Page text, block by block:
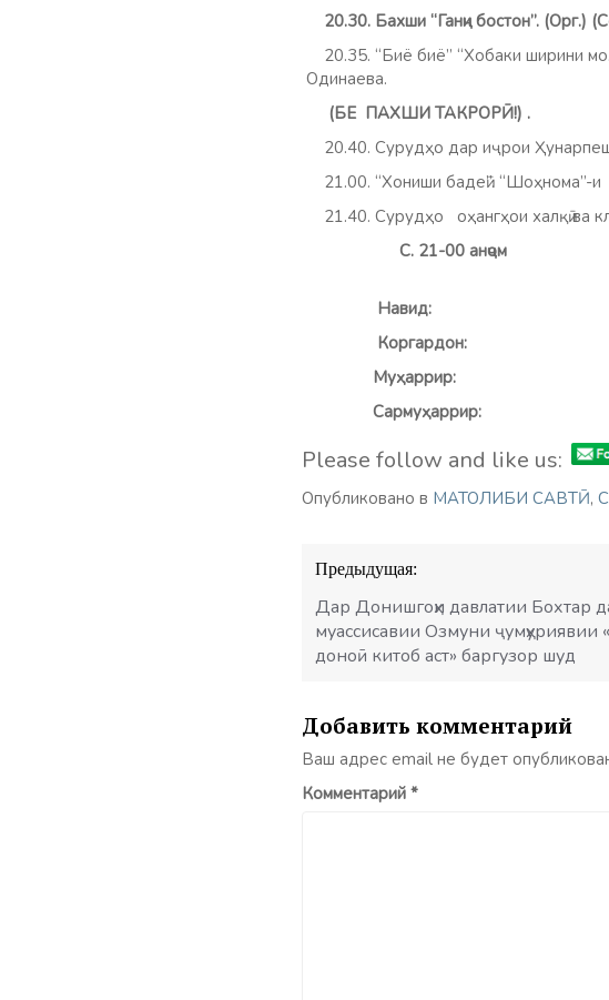
20.30. Бахши “Ганҷи бостон”. (Орг.)
20.35. “Биё биё” “Хобаки ширини
Одинаева.
(БЕ ПАХШИ ТАКРОРӢ!) .
20.40. Сурудҳо дар иҷрои
21.00. “Хониши бадеӣ”. “Шоҳнома”-
21.40. Сурудҳо оҳангҳои халқӣ
С. 21-00 анҷом
Навид:
Муҳаррир:
Please follow and like us:
Опубликовано в МАТОЛИБИ САВТӢ,
Навигация
по
записям
Предыдущая:
Дар Донишгоҳи давлатии Бохтар
муассисавии Озмуни ҷумҳуриявии
доноӣ китоб аст» баргузор шуд
Добавить комментарий
Ваш адрес email не будет
Комментарий *